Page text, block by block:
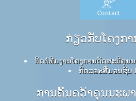
Contact
ກ່ຽວກັບໂຄງກ
ຕິດຕໍ່ທີມງານໂຄງການດັດສະນີຄຸນ
ກົດ​ແລະ​ສື່​ມວນ​ຊົນ
ການຄົ້ນຄວ້າຄຸນນະພ